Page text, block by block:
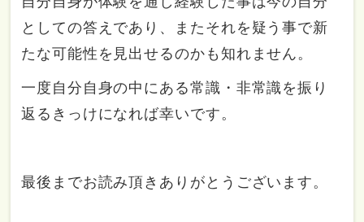
としての答えであり、またそれを疑う事で新
たな可能性を見出せるのかも知れません。
一度自分自身の中にある常識・非常識を振り
返るきっけになれば幸いです。
最後までお読み頂きありがとうございます。